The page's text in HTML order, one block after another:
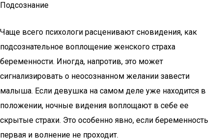
Подсознание
Чаще всего психологи расценивают сновидения, как
подсознательное воплощение женского страха
беременности. Иногда, напротив, это может
сигнализировать о неосознанном желании завести
малыша. Если девушка на самом деле уже находится в
положении, ночные видения воплощают в себе ее
скрытые страхи. Это особенно явно, если беременность
первая и волнение не проходит.